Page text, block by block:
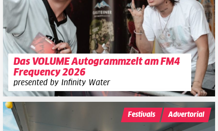
Das VOLUME Autogrammzelt am FM4
Frequency 2026
presented by Infinity Water
Festivals Advertorial